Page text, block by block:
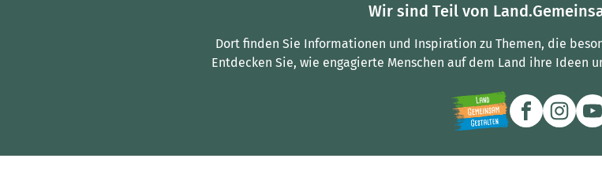
Wir sind Teil von
Dort finden Sie Informationen und Inspiration zu Themen, die
Entdecken Sie, wie engagierte Menschen auf dem Land ihre Ideen